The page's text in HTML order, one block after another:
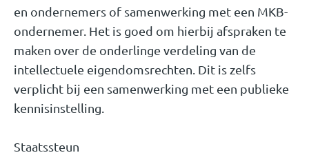
en ondernemers of samenwerking met een MKB-
ondernemer. Het is goed om hierbij afspraken te
maken over de onderlinge verdeling van de
intellectuele eigendomsrechten. Dit is zelfs
verplicht bij een samenwerking met een publieke
kennisinstelling.
Staatssteun